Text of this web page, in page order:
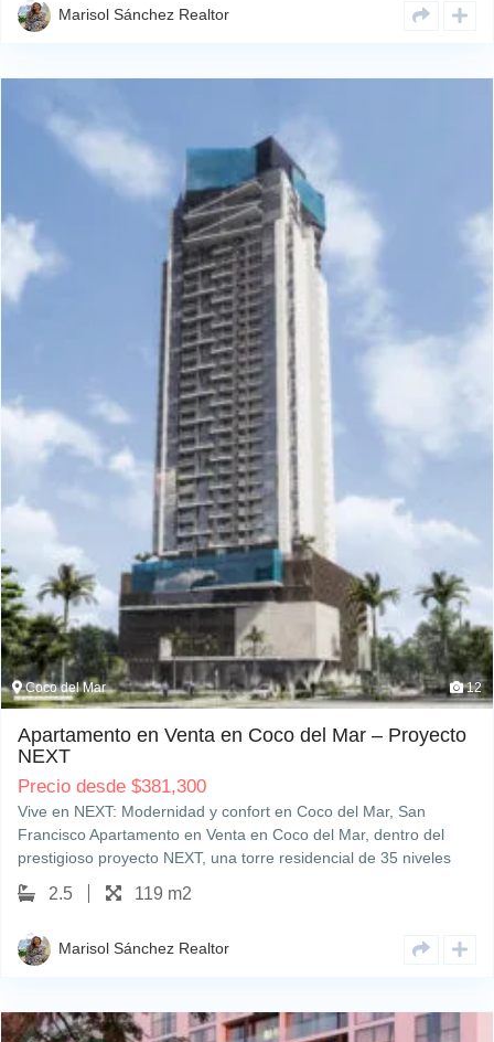
Marisol Sánchez Realtor
Coco del Mar 12
Apartamento en Venta en Coco del Mar – Proyecto
NEXT
Precio desde $381,300
Vive en NEXT: Modernidad y confort en Coco del Mar, San
Francisco Apartamento en Venta en Coco del Mar, dentro del
prestigioso proyecto NEXT, una torre residencial de 35 niveles
que redefine el estilo de vida contemporáneo. Ubicado en una de
las zonas más exclusivas…
2.5 119 m2
Marisol Sánchez Realtor